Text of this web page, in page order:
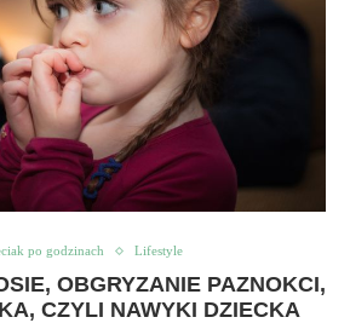
po godzinach Lifestyle
OBGRYZANIE PAZNOKCI,
CZYLI NAWYKI DZIECKA